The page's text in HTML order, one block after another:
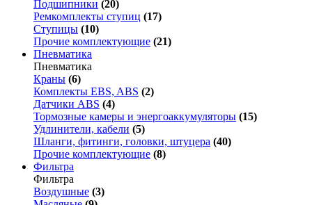
Подшипники (20)
Ремкомплекты ступиц (17)
Ступицы (10)
Прочие комплектующие (21)
Пневматика
Пневматика
Краны (6)
Комплекты EBS, ABS (2)
Датчики ABS (4)
Тормозные камеры и энергоаккумуляторы (15)
Удлинители, кабели (5)
Шланги, фитинги, головки, штуцера (40)
Прочие комплектующие (8)
Фильтра
Фильтра
Воздушные (3)